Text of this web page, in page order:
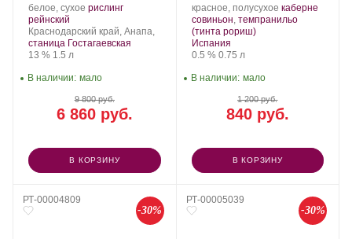
Производитель:
Галицкий
и
Галицкий.
белое, сухое .
винограда:
рислинг
рейнский
Регион:
Краснодарский край, Анапа,
станица Гостагаевская
Крепость
13 %. Объем
1.5 л
6 860 руб.
9 800 руб.
В наличии: мало
В КОРЗИНУ
красное, полусухое .
Сорт
каберне
совиньон темпранильо
(тинта рориш).
Регион:
Испания
Крепость
0.5 %. Объем
0.75 л
840 руб.
1 200 руб.
В наличии: мало
В КОРЗИНУ
РТ-00004809
-30%
РТ-00005039
-30%